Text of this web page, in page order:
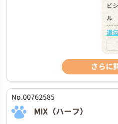
ビ
ル
遺
さらに
No.00762585
MIX（ハーフ）